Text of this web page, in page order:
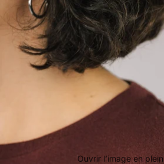
Ouvrir l’image en